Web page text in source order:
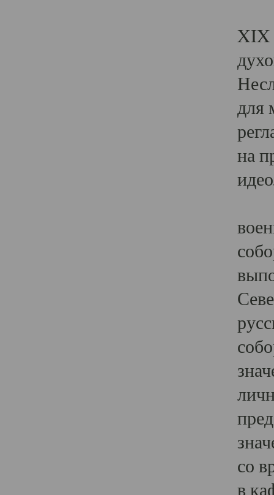
XIX
для
на
со
в